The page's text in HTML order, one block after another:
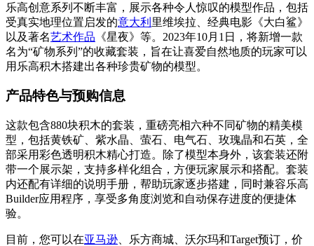
乐高创意系列不断丰富，展示各种令人惊叹的模型作品，包括
受真实地理位置启发的意大利 里维埃拉、经典电影《大白鲨》
以及著名艺术作品 《星夜》等。2023年10月1日，将新增一款
名为“矿物系列”的收藏套装，旨在让喜爱自然地质的玩家可以
用乐高积木搭建出各种珍贵矿物的模型。
产品特色与预购信息
这款包含880块积木的套装，重磅亮相六种不同矿物的精美模
型，包括黄铁矿、紫水晶、萤石、电气石、玫瑰晶和石英，全
部采用彩色透明积木精心打造。除了模型本身外，该套装还附
带一个展示架，支持多样化组合，方便玩家展示和搭配。套装
内还配有详细的说明手册，帮助玩家逐步搭建，同时兼容乐高
Builder应用程序，享受多角度浏览和自动保存进度的便捷体
验。
目前，您可以在亚马逊 、乐方商城、沃尔玛和Target预订，价